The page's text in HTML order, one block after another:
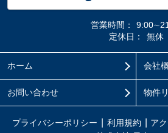
営業時間：
定休日：
無休
ホーム 会社
お問い合わせ 物件
プライバシーポリシー 利用規約 ア